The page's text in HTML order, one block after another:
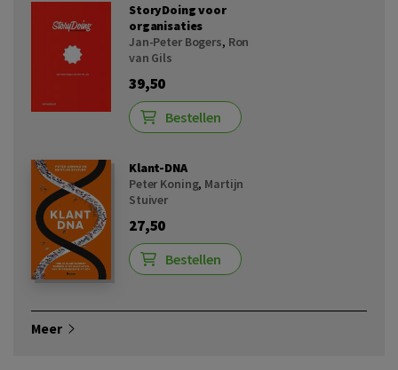
StoryDoing voor
organisaties
Jan-Peter Bogers, Ron
van Gils
39,50
Bestellen
Klant-DNA
Peter Koning, Martijn
Stuiver
27,50
Bestellen
Meer